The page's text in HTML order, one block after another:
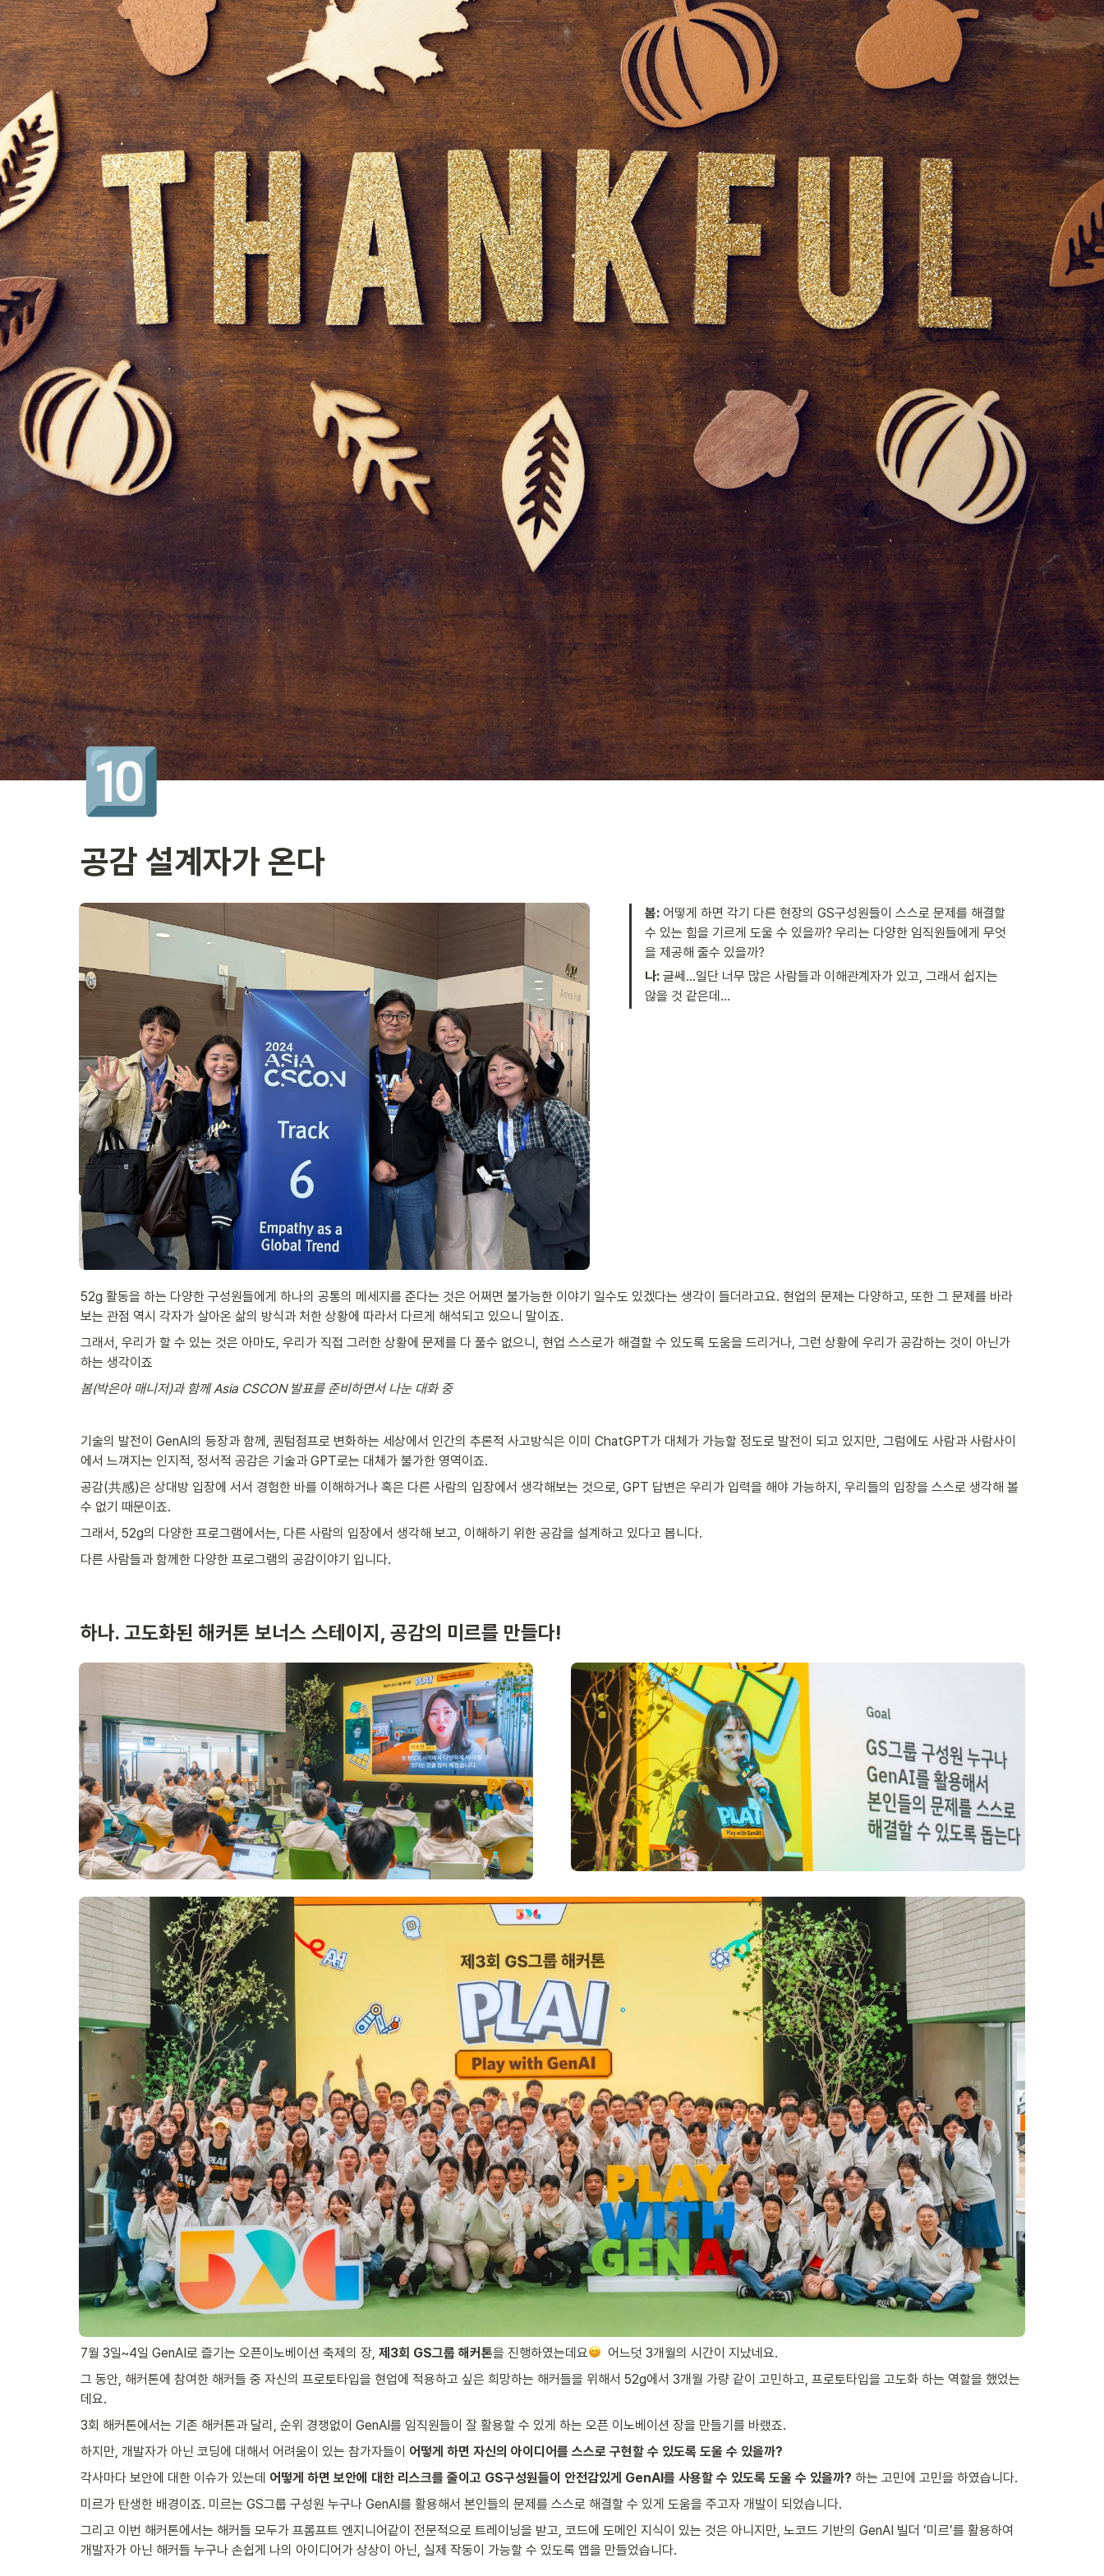
🔟
공감 설계자가 온다
봄: 어떻게 하면 각기 다른 현장의 GS구성원들이 스스로 문제를 해결할
수 있는 힘을 기르게 도울 수 있을까? 우리는 다양한 임직원들에게 무엇
을 제공해 줄수 있을까?
나: 글쎄…일단 너무 많은 사람들과 이해관계자가 있고, 그래서 쉽지는
않을 것 같은데…
52g 활동을 하는 다양한 구성원들에게 하나의 공통의 메세지를 준다는 것은 어쩌면 불가능한 이야기 일수도 있겠다는 생각이 들더라고요. 현업의 문제는 다양하고, 또한 그 문제를 바라
보는 관점 역시 각자가 살아온 삶의 방식과 처한 상황에 따라서 다르게 해석되고 있으니 말이죠.
그래서, 우리가 할 수 있는 것은 아마도, 우리가 직접 그러한 상황에 문제를 다 풀수 없으니, 현업 스스로가 해결할 수 있도록 도움을 드리거나, 그런 상황에 우리가 공감하는 것이 아닌가
하는 생각이죠
봄(박은아 매니저)과 함께 Asia CSCON 발표를 준비하면서 나눈 대화 중
기술의 발전이 GenAI의 등장과 함께, 퀀텀점프로 변화하는 세상에서 인간의 추론적 사고방식은 이미 ChatGPT가 대체가 가능할 정도로 발전이 되고 있지만, 그럼에도 사람과 사람사이
에서 느껴지는 인지적, 정서적 공감은 기술과 GPT로는 대체가 불가한 영역이죠.
공감(共感)은 상대방 입장에 서서 경험한 바를 이해하거나 혹은 다른 사람의 입장에서 생각해보는 것으로, GPT 답변은 우리가 입력을 해야 가능하지, 우리들의 입장을 스스로 생각해 볼
수 없기 때문이죠.
그래서, 52g의 다양한 프로그램에서는, 다른 사람의 입장에서 생각해 보고, 이해하기 위한 공감을 설계하고 있다고 봅니다.
다른 사람들과 함께한 다양한 프로그램의 공감이야기 입니다.
하나. 고도화된 해커톤 보너스 스테이지, 공감의 미르를 만들다!
7월 3일~4일 GenAI로 즐기는 오픈이노베이션 축제의 장, 제3회 GS그룹 해커톤을 진행하였는데요
  어느덧 3개월의 시간이 지났네요.
그 동안, 해커톤에 참여한 해커들 중 자신의 프로토타입을 현업에 적용하고 싶은 희망하는 해커들을 위해서 52g에서 3개월 가량 같이 고민하고, 프로토타입을 고도화 하는 역할을 했었는
데요.
3회 해커톤에서는 기존 해커톤과 달리, 순위 경쟁없이 GenAI를 임직원들이 잘 활용할 수 있게 하는 오픈 이노베이션 장을 만들기를 바랬죠.
하지만, 개발자가 아닌 코딩에 대해서 어려움이 있는 참가자들이 어떻게 하면 자신의 아이디어를 스스로 구현할 수 있도록 도울 수 있을까?
각사마다 보안에 대한 이슈가 있는데 어떻게 하면 보안에 대한 리스크를 줄이고 GS구성원들이 안전감있게 GenAI를 사용할 수 있도록 도울 수 있을까? 하는 고민에 고민을 하였습니다.
미르가 탄생한 배경이죠. 미르는 GS그룹 구성원 누구나 GenAI를 활용해서 본인들의 문제를 스스로 해결할 수 있게 도움을 주고자 개발이 되었습니다.
그리고 이번 해커톤에서는 해커들 모두가 프롬프트 엔지니어같이 전문적으로 트레이닝을 받고, 코드에 도메인 지식이 있는 것은 아니지만, 노코드 기반의 GenAI 빌더 ‘미르’를 활용하여
개발자가 아닌 해커들 누구나 손쉽게 나의 아이디어가 상상이 아닌, 실제 작동이 가능할 수 있도록 앱을 만들었습니다.